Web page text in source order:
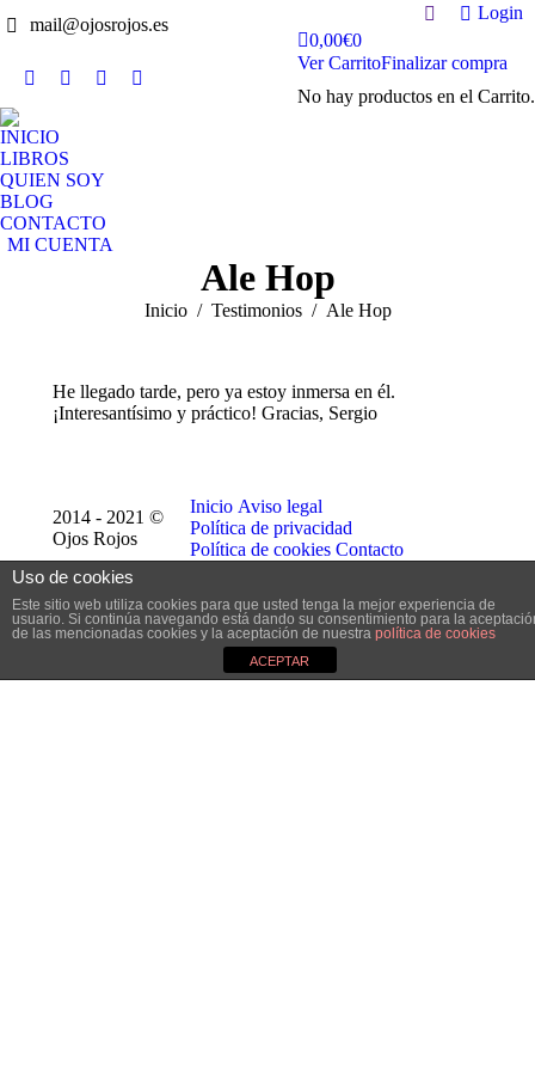
mail@ojosrojos.es
Facebook
opens
in
new
window
YouTube
in
window
Twitter
window
Instagram
Buscar:Login
0,00€0
Ver CarritoFinalizar compra
No hay productos en el Carrito.
INICIO
LIBROS
QUIEN SOY
BLOG
CONTACTO
MI CUENTA
Ale Hop
Estás aquí:
Inicio Testimonios Ale Hop
He llegado tarde, pero ya estoy inmersa en él.
¡Interesantísimo y práctico! Gracias, Sergio
2014 - 2021 ©
Ojos Rojos
Inicio Aviso legal
Política de privacidad
Política de cookies Contacto
Uso de cookies
Este sitio web utiliza cookies para que usted tenga la mejor experiencia de
usuario. Si continúa navegando está dando su consentimiento para la
de las mencionadas cookies y la aceptación de nuestra política de cookies
ACEPTAR